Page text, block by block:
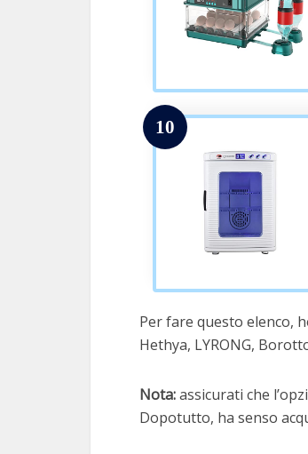
10
Per fare questo elenco,
Hethya, LYRONG,
Nota:assicurati che
Dopotutto, ha senso